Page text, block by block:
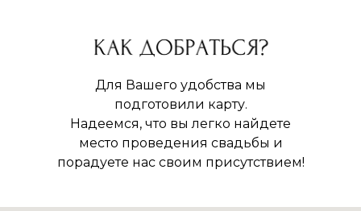
Для Вашего удобства мы
подготовили карту.
Надеемся, что вы легко найдете
место проведения свадьбы и
порадуете нас своим присутствием!